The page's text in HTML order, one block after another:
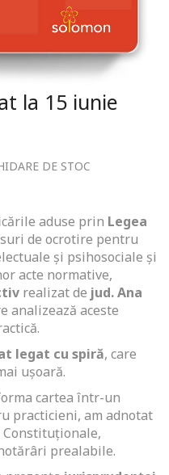
la 15 iunie
DE STOC
aduse prin Legea
de ocrotire pentru
și psihosociale și
acte normative,
realizat de jud. Ana
analizează aceste
legat cu spiră, care
ușoară.
cartea într-un
practicieni, am adnotat
prealabile.